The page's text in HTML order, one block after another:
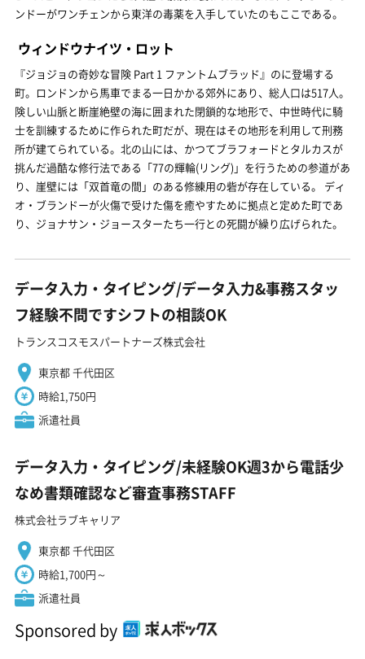
ンドーがワンチェンから東洋の毒薬を入手していたのもここである。
ウィンドウナイツ・ロット
『ジョジョの奇妙な冒険 Part 1 ファントムブラッド』のに登場する
町。ロンドンから馬車でまる一日かかる郊外にあり、総人口は517人。
険しい山脈と断崖絶壁の海に囲まれた閉鎖的な地形で、中世時代に騎
士を訓練するために作られた町だが、現在はその地形を利用して刑務
所が建てられている。北の山には、かつてブラフォードとタルカスが
挑んだ過酷な修行法である「77の輝輪(リング)」を行うための参道があ
り、崖壁には「双首竜の間」のある修練用の砦が存在している。 ディ
オ・ブランドーが火傷で受けた傷を癒やすために拠点と定めた町であ
り、ジョナサン・ジョースターたち一行との死闘が繰り広げられた。
データ入力・タイピング/データ入力&事務スタッ
フ経験不問ですシフトの相談OK
トランスコスモスパートナーズ株式会社
東京都 千代田区
時給1,750円
派遣社員
データ入力・タイピング/未経験OK週3から電話少
なめ書類確認など審査事務STAFF
株式会社ラブキャリア
東京都 千代田区
時給1,700円～
派遣社員
Sponsored by